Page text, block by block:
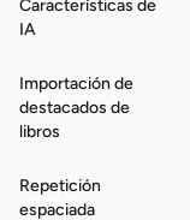
Características de
IA
Importación de
destacados de
libros
Repetición
espaciada